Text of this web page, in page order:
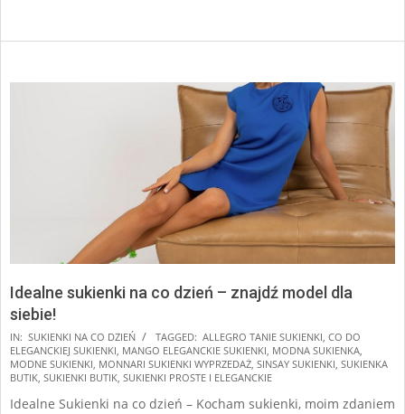
Idealne sukienki na co dzień – znajdź model dla
siebie!
2025-
06-
06
IN: SUKIENKI NA CO DZIEŃ TAGGED: ALLEGRO TANIE SUKIENKI, CO DO
ELEGANCKIEJ SUKIENKI, MANGO ELEGANCKIE SUKIENKI, MODNA SUKIENKA,
MODNE SUKIENKI, MONNARI SUKIENKI WYPRZEDAŻ, SINSAY SUKIENKI, SUKIENKA
BUTIK, SUKIENKI BUTIK, SUKIENKI PROSTE I ELEGANCKIE
Idealne Sukienki na co dzień – Kocham sukienki, moim zdaniem